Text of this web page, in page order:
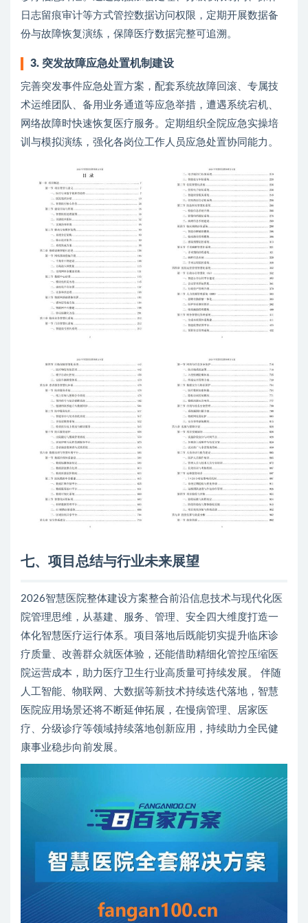
日志留痕审计等方式管控数据访问权限，定期开展数据备
份与故障恢复演练，保障医疗数据完整可追溯。
3. 突发故障应急处置机制建设
完善突发事件应急处置方案，配套系统故障回滚、专属技
术运维团队、备用业务通道等应急举措，遭遇系统宕机、
网络故障时快速恢复医疗服务。定期组织全院应急实操培
训与模拟演练，强化各岗位工作人员应急处置协同能力。
七、项目总结与行业未来展望
2026智慧医院整体建设方案整合前沿信息技术与现代化医
院管理思维，从基建、服务、管理、安全四大维度打造一
体化智慧医疗运行体系。项目落地后既能切实提升临床诊
疗质量、改善群众就医体验，还能借助精细化管控压缩医
院运营成本，助力医疗卫生行业高质量可持续发展。 伴随
人工智能、物联网、大数据等新技术持续迭代落地，智慧
医院应用场景还将不断延伸拓展，在慢病管理、居家医
疗、分级诊疗等领域持续落地创新应用，持续助力全民健
康事业稳步向前发展。